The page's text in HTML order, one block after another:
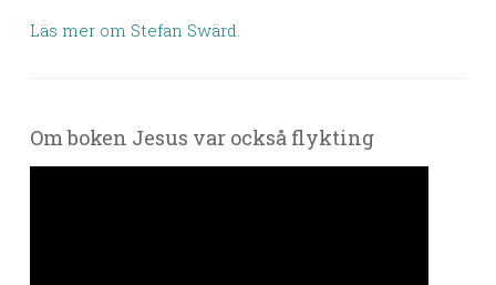
Läs mer om Stefan Swärd.
Om boken Jesus var också flykting